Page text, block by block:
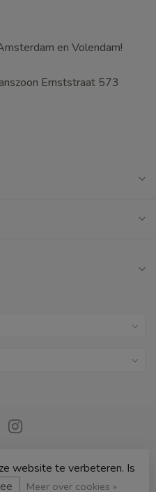
en Volendam!
Ernststraat 573
Speelgoed
website te verbeteren. Is
Meer over cookies »